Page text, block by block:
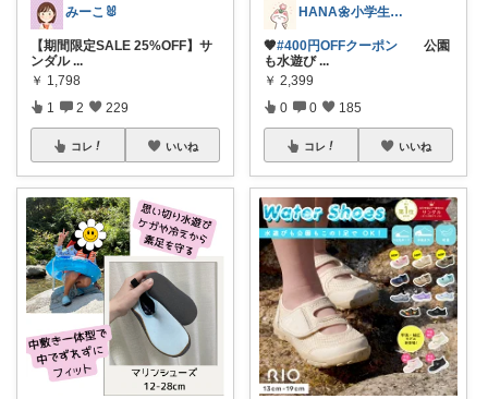
みーこ🐰
【期間限定SALE 25%OFF】サ
ンダル ...
￥ 1,798
1 2 229
コレ いいね
HANA🌼小学生ママ
🤎#400円OFFクーポン 公園
も水遊び ...
￥ 2,399
0 0 185
コレ いいね